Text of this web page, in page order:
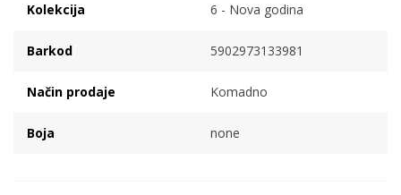
Kolekcija 6 - Nova godina
Barkod 5902973133981
Način prodaje Komadno
Boja none